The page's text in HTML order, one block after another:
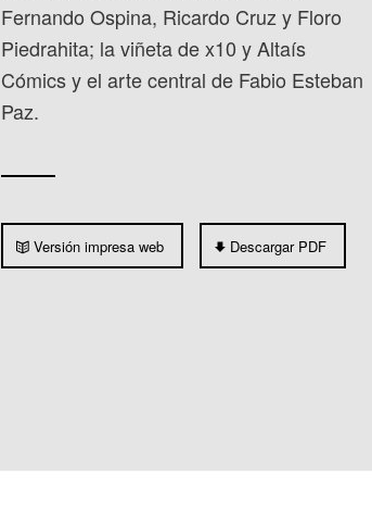
Fernando Ospina, Ricardo Cruz y Floro
Piedrahita; la viñeta de x10 y Altaís
Cómics y el arte central de Fabio Esteban
Paz.
Versión impresa web Descargar PDF